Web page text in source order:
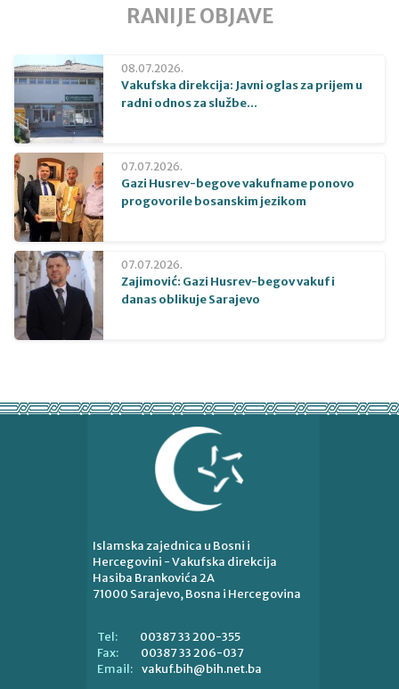
RANIJE OBJAVE
08.07.2026.
Vakufska direkcija: Javni oglas za prijem u
radni odnos za službe...
07.07.2026.
Gazi Husrev-begove vakufname ponovo
progovorile bosanskim jezikom
07.07.2026.
Zajimović: Gazi Husrev-begov vakuf i
danas oblikuje Sarajevo
Islamska zajednica u Bosni i
Hercegovini - Vakufska direkcija
Hasiba Brankovića 2A
71000 Sarajevo, Bosna i Hercegovina
Tel:
00387 33 200-355
Fax:
00387 33 206-037
Email: vakuf.bih@bih.net.ba